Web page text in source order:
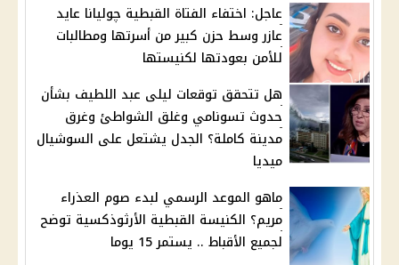
عاجل: اختفاء الفتاة القبطية چوليانا عايد
عازر وسط حزن كبير من أسرتها ومطالبات
للأمن بعودتها لكنيستها
هل تتحقق توقعات ليلى عبد اللطيف بشأن
حدوث تسونامي وغلق الشواطئ وغرق
مدينة كاملة؟ الجدل يشتعل على السوشيال
ميديا
ماهو الموعد الرسمي لبدء صوم العذراء
مريم؟ الكنيسة القبطية الأرثوذكسية توضح
لجميع الأقباط .. يستمر 15 يوما